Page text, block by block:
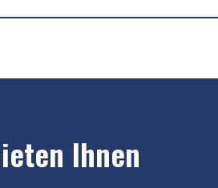
Ihnen